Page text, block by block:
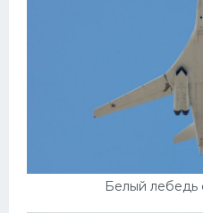
Белый лебедь